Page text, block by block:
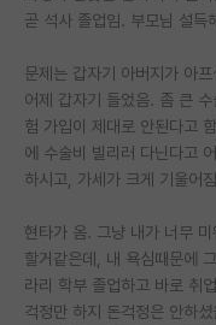
인문사회 계열 게시
특수/전문대학원 게
반도체/AI 게시판
장학금/장학생 게시판
홍보 게시판
커리어
곧 석사 졸업임. 부모님 설득
문제는 갑자기 아버지가 아
어제 갑자기 들었음. 좀 큰
험 가입이 제대로 안된다고
에 수술비 빌리러 다닌다고
하시고, 가세가 크게 기울어
현타가 옴. 그냥 내가 너무
할거같은데, 내 욕심때문에
라리 학부 졸업하고 바로 취
걱정만 하지 돈걱정은 안하